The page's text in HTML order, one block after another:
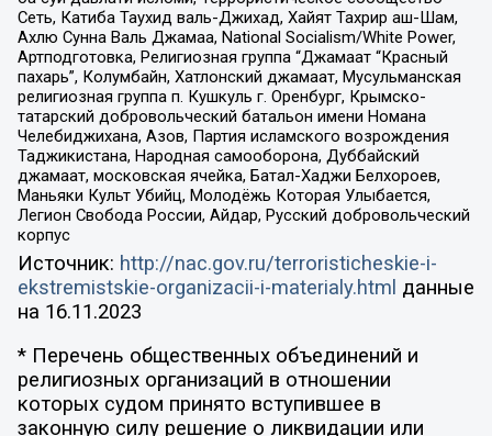
Сеть, Катиба Таухид валь-Джихад, Хайят Тахрир аш-Шам,
Ахлю Сунна Валь Джамаа, National Socialism/White Power,
Артподготовка, Религиозная группа “Джамаат “Красный
пахарь”, Колумбайн, Хатлонский джамаат, Мусульманская
религиозная группа п. Кушкуль г. Оренбург, Крымско-
татарский добровольческий батальон имени Номана
Челебиджихана, Азов, Партия исламского возрождения
Таджикистана, Народная самооборона, Дуббайский
джамаат, московская ячейка, Батал-Хаджи Белхороев,
Маньяки Культ Убийц, Молодёжь Которая Улыбается,
Легион Свобода России, Айдар, Русский добровольческий
корпус
Источник: http://nac.gov.ru/terroristicheskie-i-
ekstremistskie-organizacii-i-materialy.html данные
на 16.11.2023
* Перечень общественных объединений и
религиозных организаций в отношении
которых судом принято вступившее в
законную силу решение о ликвидации или